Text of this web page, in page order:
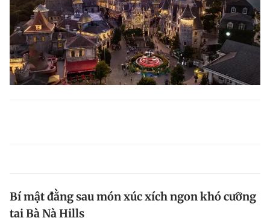
Bí mật đằng sau món xúc xích ngon khó cưỡng
tại Bà Nà Hills